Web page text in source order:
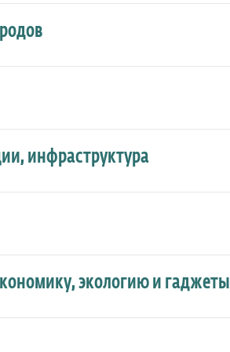
инфраструктура
экологию и гаджеты